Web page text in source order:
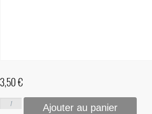
3,50€
Ajouter au panier